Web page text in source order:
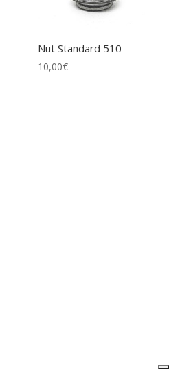
Nut Standard 510
10,00€